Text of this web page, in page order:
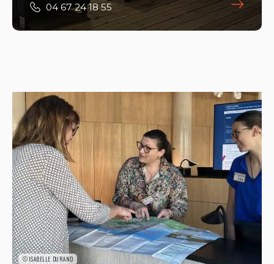
04 67 24 18 55
©ISABELLE DURAND